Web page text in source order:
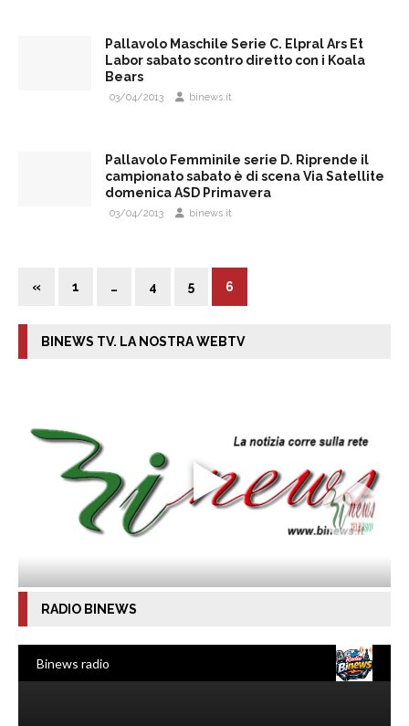
Pallavolo Maschile Serie C. Elpral Ars Et
Labor sabato scontro diretto con i Koala
Bears
03/04/2013 binews.it
Pallavolo Femminile serie D. Riprende il
campionato sabato è di scena Via Satellite
domenica ASD Primavera
03/04/2013 binews.it
« 1 … 4 5 6
BINEWS TV. LA NOSTRA WEBTV
RADIO BINEWS